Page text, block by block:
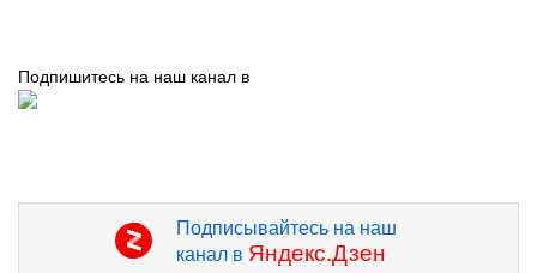
Подпишитесь на наш канал в
Подписывайтесь на наш
канал в Яндекс.Дзен